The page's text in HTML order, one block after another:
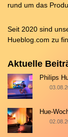
rund um das
Seit 2020 sind
Hueblog.com zu
Aktuelle
Philips
Hue-